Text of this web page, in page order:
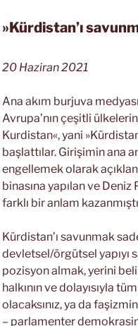
»Kürdistan’ı
20 Haziran 2021
Ana akım burjuva
Avrupa’nın çeşitli
Kurdistan«, yani
başlattılar. Girişimin ana
engellemek olarak
binasına yapılan ve Deniz
farklı bir anlam
Kürdistan’ı savunmak
devletsel/örgütsel yapıyı
pozisyon almak, yerini
halkının ve dolayısıyla
olacaksınız, ya da
– parlamenter